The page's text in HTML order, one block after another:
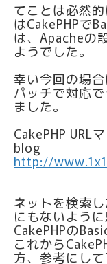
てことは必然
はCakePHPで
は、Apacheの
ようでした。
幸い今回の場
パッチで対応
ました。
CakePHP URL
blog
http://
ネットを検索
にもないよう
CakePHPの
これから
方、参考にして